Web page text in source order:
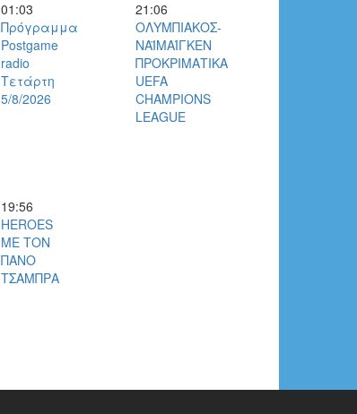
01:03
Πρόγραμμα
Postgame
radio
Τετάρτη
5/8/2026
21:06
ΟΛΥΜΠΙΑΚΟΣ-
ΝΑΪΜΑΊΓΚΕΝ
ΠΡΟΚΡΙΜΑΤΙΚΑ
UEFA
CHAMPIONS
LEAGUE
19:56
HEROES
ΜΕ ΤΟΝ
ΠΑΝΟ
ΤΣΑΜΠΡΑ